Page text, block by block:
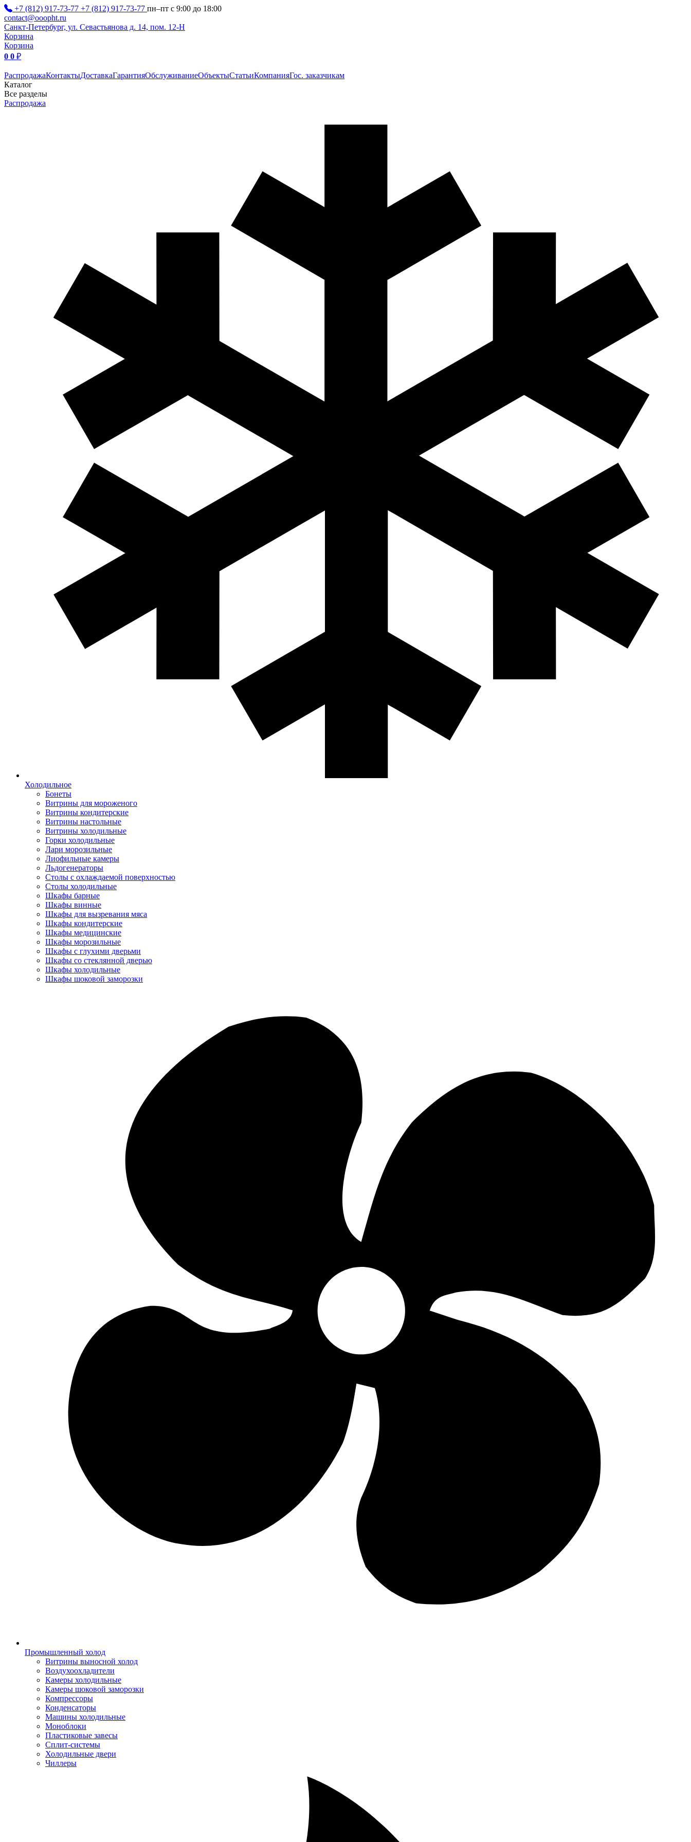
+7 (812) 917-73-77 +7 (812) 917-73-77 пн–пт с 9:00 до 18:00
contact@ooopht.ru
Санкт-Петербург, ул. Севастьянова д. 14, пом. 12-Н
Корзина
Корзина
0 0 ₽
РаспродажаКонтактыДоставкаГарантияОбслуживаниеОбъектыСтатьиКомпанияГос. заказчикам
Каталог
Все разделы
Распродажа
Холодильное
Бонеты
Витрины для мороженого
Витрины кондитерские
Витрины настольные
Витрины холодильные
Горки холодильные
Лари морозильные
Лиофильные камеры
Льдогенераторы
Столы с охлаждаемой поверхностью
Столы холодильные
Шкафы барные
Шкафы винные
Шкафы для вызревания мяса
Шкафы кондитерские
Шкафы медицинские
Шкафы морозильные
Шкафы с глухими дверьми
Шкафы со стеклянной дверью
Шкафы холодильные
Шкафы шоковой заморозки
Промышленный холод
Витрины выносной холод
Воздухоохладители
Камеры холодильные
Камеры шоковой заморозки
Компрессоры
Конденсаторы
Машины холодильные
Моноблоки
Пластиковые завесы
Сплит-системы
Холодильные двери
Чиллеры